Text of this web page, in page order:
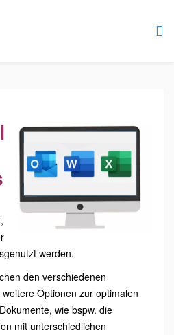
werden.
den verschiedenen
Optionen zur optimalen
wie bspw. die
mit unterschiedlichen